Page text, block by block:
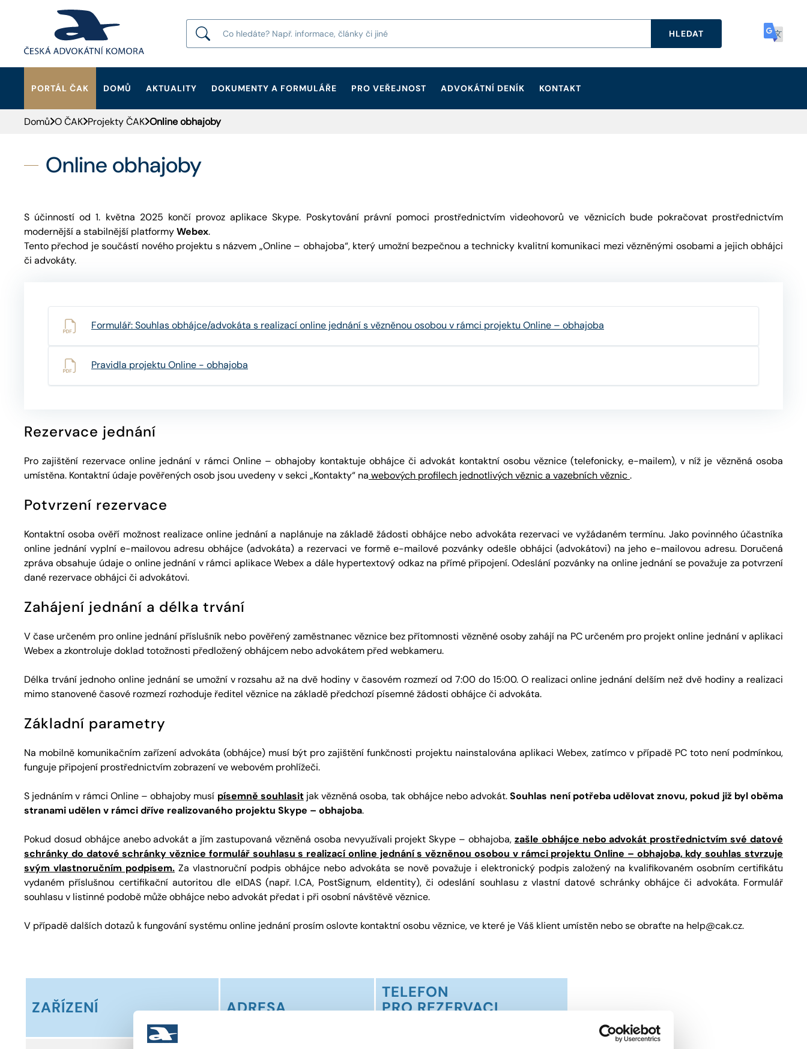
HLEDAT
PORTÁL ČAK DOMŮ AKTUALITY DOKUMENTY A FORMULÁŘE PRO VEŘEJNOST ADVOKÁTNÍ DENÍK
KONTAKT
HLEDAT
Domů O ČAK Projekty ČAK Online obhajoby
Online obhajoby
S účinností od 1. května 2025 končí provoz aplikace Skype. Poskytování právní pomoci prostřednictvím videohovorů ve věznicích bude pokračovat prostřednictvím
modernější a stabilnější platformyWebex.
Tento přechod je součástí nového projektu s názvem „Online – obhajoba“, který umožní bezpečnou a technicky kvalitní komunikaci mezi vězněnými osobami a jejich obhájci
či advokáty.
Formulář: Souhlas obhájce/advokáta s realizací online jednání s vězněnou osobou v rámci projektu Online – obhajoba
Pravidla projektu Online - obhajoba
Rezervace jednání
Pro zajištění rezervace online jednání v rámci Online – obhajoby kontaktuje obhájce či advokát kontaktní osobu věznice (telefonicky, e-mailem), v níž je vězněná osoba
umístěna. Kontaktní údaje pověřených osob jsou uvedeny v sekci „Kontakty“ na webových profilech jednotlivých věznic a vazebních věznic.
Potvrzení rezervace
Kontaktní osoba ověří možnost realizace online jednání a naplánuje na základě žádosti obhájce nebo advokáta rezervaci ve vyžádaném termínu. Jako povinného účastníka
online jednání vyplní e-mailovou adresu obhájce (advokáta) a rezervaci ve formě e-mailové pozvánky odešle obhájci (advokátovi) na jeho e-mailovou adresu. Doručená
zpráva obsahuje údaje o online jednání v rámci aplikace Webex a dále hypertextový odkaz na přímé připojení. Odeslání pozvánky na online jednání se považuje za potvrzení
dané rezervace obhájci či advokátovi.
Zahájení jednání a délka trvání
V čase určeném pro online jednání příslušník nebo pověřený zaměstnanec věznice bez přítomnosti vězněné osoby zahájí na PC určeném pro projekt online jednání v aplikaci
Webex a zkontroluje doklad totožnosti předložený obhájcem nebo advokátem před webkameru.
Délka trvání jednoho online jednání se umožní v rozsahu až na dvě hodiny v časovém rozmezí od 7:00 do 15:00. O realizaci online jednání delším než dvě hodiny a realizaci
mimo stanovené časové rozmezí rozhoduje ředitel věznice na základě předchozí písemné žádosti obhájce či advokáta.
Základní parametry
Na mobilně komunikačním zařízení advokáta (obhájce) musí být pro zajištění funkčnosti projektu nainstalována aplikaci Webex, zatímco v případě PC toto není podmínkou,
funguje připojení prostřednictvím zobrazení ve webovém prohlížeči.
S jednáním v rámci Online – obhajoby musí písemně souhlasit jak vězněná osoba, tak obhájce nebo advokát.Souhlas není potřeba udělovat znovu, pokud již byl oběma
stranami udělen v rámci dříve realizovaného projektu Skype – obhajoba.
Pokud dosud obhájce anebo advokát a jím zastupovaná vězněná osoba nevyužívali projekt Skype – obhajoba, zašle obhájce nebo advokát prostřednictvím své datové
schránky do datové schránky věznice formulář souhlasu s realizací online jednání s vězněnou osobou v rámci projektu Online – obhajoba, kdy souhlas stvrzuje
svým vlastnoručním podpisem. Za vlastnoruční podpis obhájce nebo advokáta se nově považuje i elektronický podpis založený na kvalifikovaném osobním certifikátu
vydaném příslušnou certifikační autoritou dle eIDAS (např. I.CA, PostSignum, eIdentity), či odeslání souhlasu z vlastní datové schránky obhájce či advokáta. Formulář
souhlasu v listinné podobě může obhájce nebo advokát předat i při osobní návštěvě věznice.
V případě dalších dotazů k fungování systému online jednání prosím oslovte kontaktní osobu věznice, ve které je Váš klient umístěn nebo se obraťte na help@cak.cz.
ZAŘÍZENÍ ADRESA
TELEFON
PRO REZERVACI